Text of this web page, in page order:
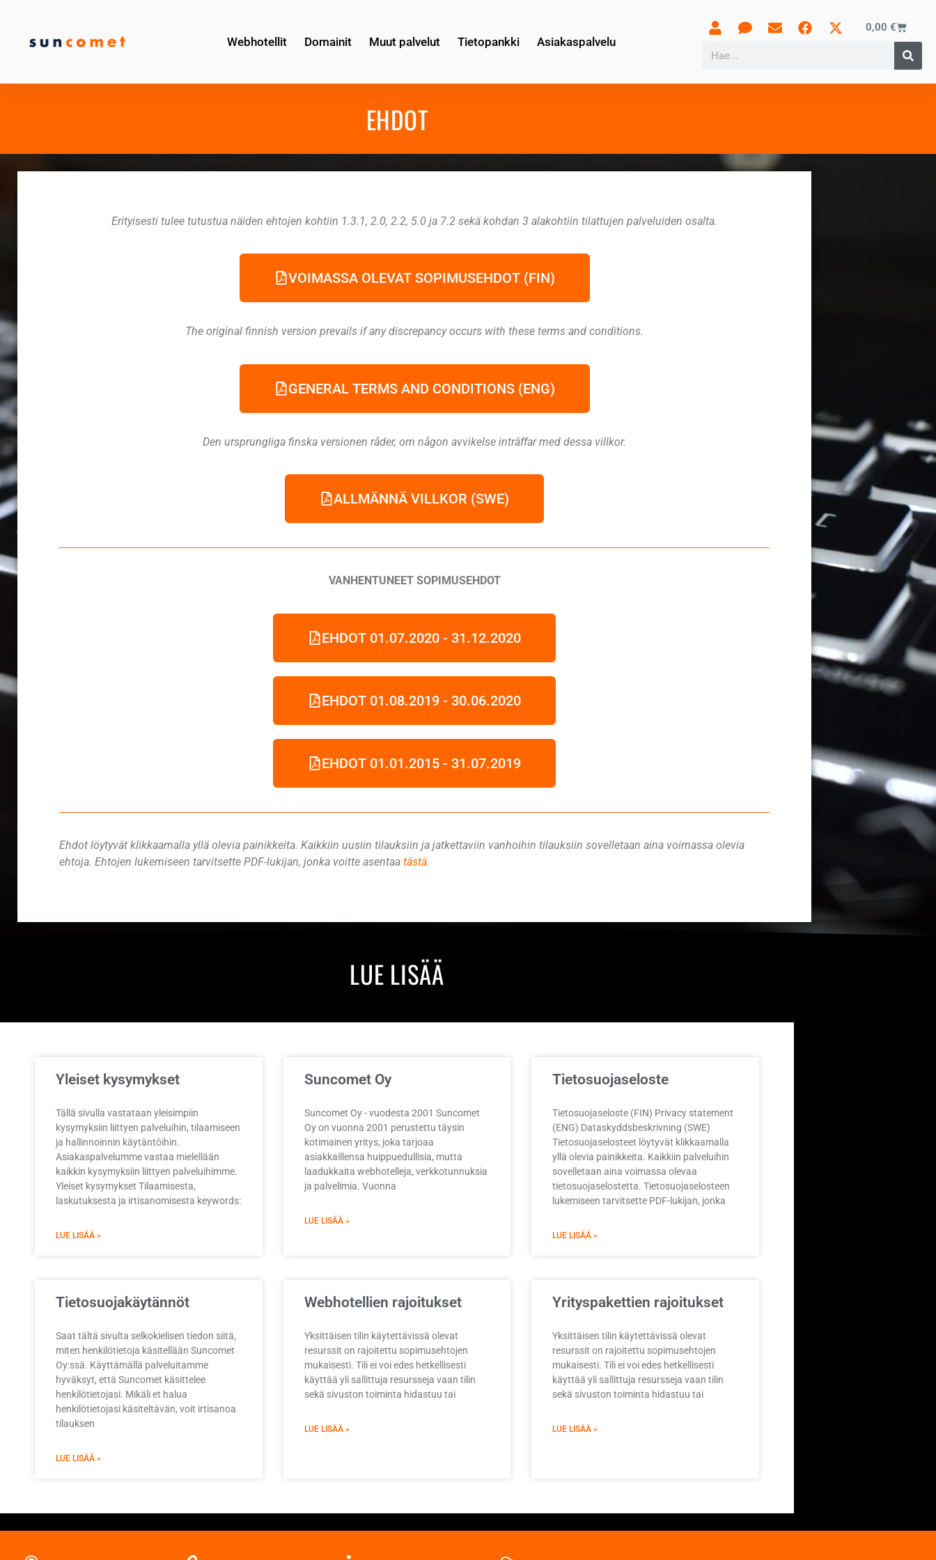
Webhotellit Domainit Muut palvelut Tietopankki Asiakaspalvelu
0,00 €
EHDOT
Erityisesti tulee tutustua näiden ehtojen kohtiin 1.3.1, 2.0, 2.2, 5.0 ja 7.2 sekä kohdan 3 alakohtiin tilattujen palveluiden osalta.
VOIMASSA OLEVAT SOPIMUSEHDOT (FIN)
The original finnish version prevails if any discrepancy occurs with these terms and conditions.
GENERAL TERMS AND CONDITIONS (ENG)
Den ursprungliga finska versionen råder, om någon avvikelse inträffar med dessa villkor.
ALLMÄNNÄ VILLKOR (SWE)
VANHENTUNEET SOPIMUSEHDOT
EHDOT 01.07.2020 - 31.12.2020
EHDOT 01.08.2019 - 30.06.2020
EHDOT 01.01.2015 - 31.07.2019
Ehdot löytyvät klikkaamalla yllä olevia painikkeita. Kaikkiin uusiin tilauksiin ja jatkettaviin vanhoihin tilauksiin sovelletaan aina voimassa olevia
ehtoja. Ehtojen lukemiseen tarvitsette PDF-lukijan, jonka voitte asentaa tästä.
LUE LISÄÄ
Yleiset kysymykset
Tällä sivulla vastataan yleisimpiin
kysymyksiin liittyen palveluihin, tilaamiseen
ja hallinnoinnin käytäntöihin.
Asiakaspalvelumme vastaa mielellään
kaikkin kysymyksiin liittyen palveluihimme.
Yleiset kysymykset Tilaamisesta,
laskutuksesta ja irtisanomisesta keywords:
LUE LISÄÄ »
Suncomet Oy
Suncomet Oy - vuodesta 2001 Suncomet
Oy on vuonna 2001 perustettu täysin
kotimainen yritys, joka tarjoaa
asiakkaillensa huippuedullisia, mutta
laadukkaita webhotelleja, verkkotunnuksia
ja palvelimia. Vuonna
LUE LISÄÄ »
Tietosuojaseloste
Tietosuojaseloste (FIN) Privacy statement
(ENG) Dataskyddsbeskrivning (SWE)
Tietosuojaselosteet löytyvät klikkaamalla
yllä olevia painikkeita. Kaikkiin palveluihin
sovelletaan aina voimassa olevaa
tietosuojaselostetta. Tietosuojaselosteen
lukemiseen tarvitsette PDF-lukijan, jonka
LUE LISÄÄ »
Tietosuojakäytännöt
Saat tältä sivulta selkokielisen tiedon siitä,
miten henkilötietoja käsitellään Suncomet
Oy:ssä. Käyttämällä palveluitamme
hyväksyt, että Suncomet käsittelee
henkilötietojasi. Mikäli et halua
henkilötietojasi käsiteltävän, voit irtisanoa
tilauksen
LUE LISÄÄ »
Webhotellien rajoitukset
Yksittäisen tilin käytettävissä olevat
resurssit on rajoitettu sopimusehtojen
mukaisesti. Tili ei voi edes hetkellisesti
käyttää yli sallittuja resursseja vaan tilin
sekä sivuston toiminta hidastuu tai
LUE LISÄÄ »
Yrityspakettien rajoitukset
Yksittäisen tilin käytettävissä olevat
resurssit on rajoitettu sopimusehtojen
mukaisesti. Tili ei voi edes hetkellisesti
käyttää yli sallittuja resursseja vaan tilin
sekä sivuston toiminta hidastuu tai
LUE LISÄÄ »